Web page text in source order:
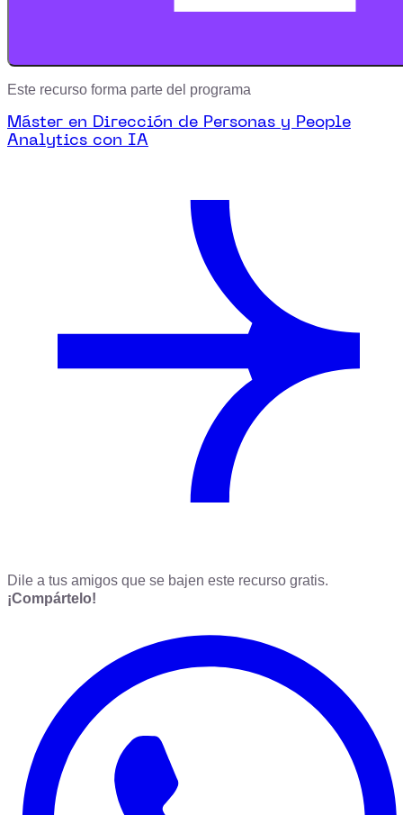
Este recurso forma parte del programa
Máster en Dirección de Personas y People
Analytics con IA
Dile a tus amigos que se bajen este recurso gratis.
¡Compártelo!